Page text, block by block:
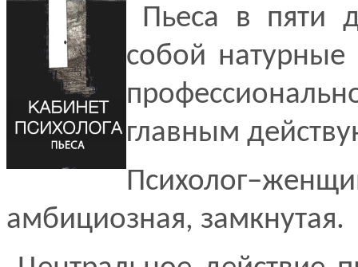
Пьеса в пяти
собой натурные
главным
амбициозная, замкнутая.